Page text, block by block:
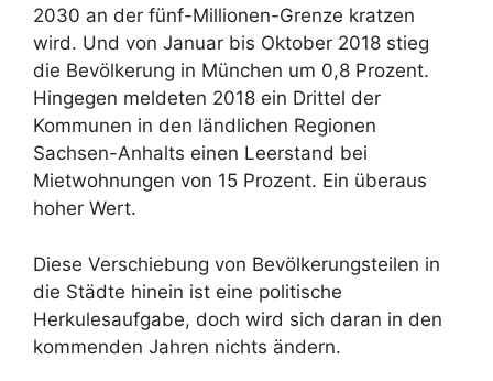
2030 an der fünf-Millionen-Grenze kratzen
wird. Und von Januar bis Oktober 2018 stieg
die Bevölkerung in München um 0,8 Prozent.
Hingegen meldeten 2018 ein Drittel der
Kommunen in den ländlichen Regionen
Sachsen-Anhalts einen Leerstand bei
Mietwohnungen von 15 Prozent. Ein überaus
hoher Wert.
Diese Verschiebung von Bevölkerungsteilen in
die Städte hinein ist eine politische
Herkulesaufgabe, doch wird sich daran in den
kommenden Jahren nichts ändern.